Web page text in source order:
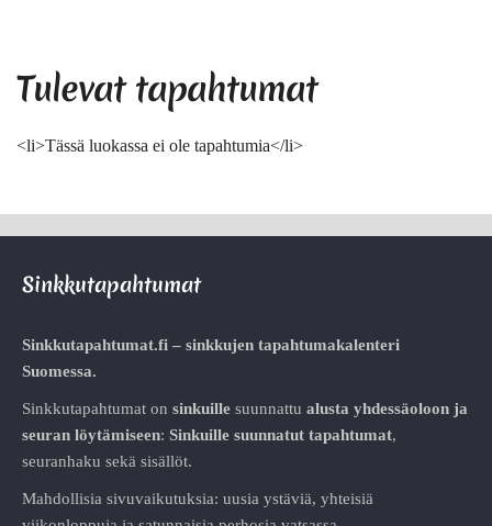
Tulevat tapahtumat
<li>Tässä luokassa ei ole tapahtumia</li>
Sinkkutapahtumat
Sinkkutapahtumat.fi – sinkkujen tapahtumakalenteri
Suomessa.
Sinkkutapahtumat on sinkuille suunnattu alusta yhdessäoloon ja
seuran löytämiseen: Sinkuille suunnatut tapahtumat,
seuranhaku sekä sisällöt.
Mahdollisia sivuvaikutuksia: uusia ystäviä, yhteisiä